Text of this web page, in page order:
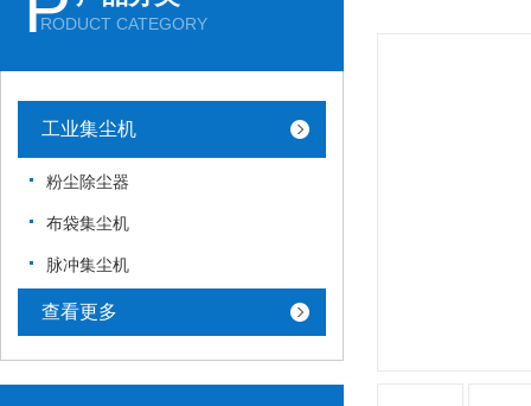
RODUCT CATEGORY
工业集尘机
粉尘除尘器
布袋集尘机
脉冲集尘机
查看更多